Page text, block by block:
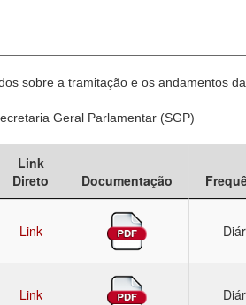
Abertos
sobre a tramitação e os andamentos
Geral Parlamentar (SGP)
Link
Direto
Documentação
Link
Link